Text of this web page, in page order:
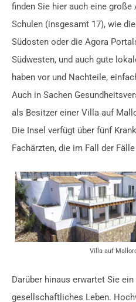
finden Sie hier auch eine
Schulen (insgesamt 17), wie
Südosten oder die Agora
Südwesten, und auch gute
haben vor und Nachteile,
Auch in Sachen
als Besitzer einer Villa auf
Die Insel verfügt über fünf
Fachärzten, die im Fall der
Villa auf
Darüber hinaus erwartet Sie
gesellschaftliches Leben.